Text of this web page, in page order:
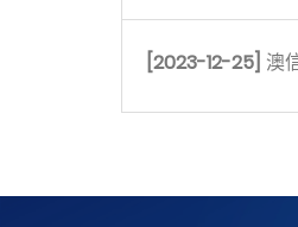
[2023-12-25] 澳